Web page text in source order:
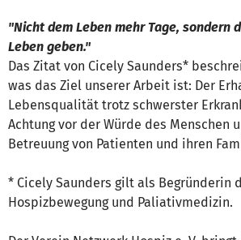
"Nicht dem Leben mehr Tage, sondern
Leben geben."
Das Zitat von Cicely Saunders*
was das Ziel unserer Arbeit ist: Der
Lebensqualität trotz schwerster
Achtung vor der Würde des Menschen
Betreuung von Patienten und ihren
* Cicely Saunders gilt als Begründerin
Hospizbewegung und Paliativmedizin.